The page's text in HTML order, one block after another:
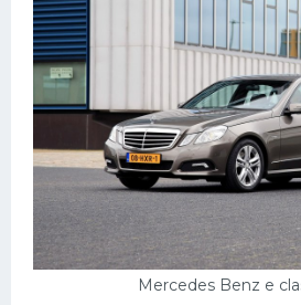
Mercedes Benz e